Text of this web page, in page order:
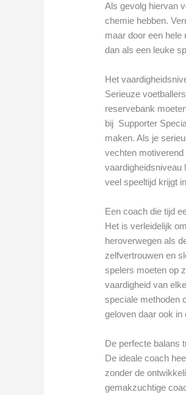
Als gevolg hiervan
chemie hebben.
maar door een
dan als een leuke
Het
Serieuze
reservebank
bij Supporter
maken. Als je
vechten
vaardigheidsniveau
veel speeltijd krijgt
Een coach die tijd
Het is verleidelijk
heroverwegen als
zelfvertrouwen en
spelers moeten op
vaardigheid van
speciale methoden
geloven daar ook in
De perfecte balans
De ideale coach
zonder de
gemakzuchtige